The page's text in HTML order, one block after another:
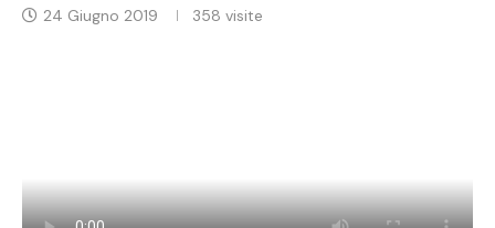
24 Giugno 2019 358 visite